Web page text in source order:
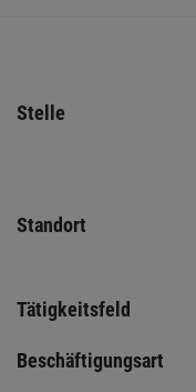
Stelle
Standort
Tätigkeitsfeld
Beschäftigungsart